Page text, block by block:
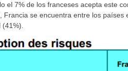
el 7% de los franceses acepta este
Francia se encuentra entre los
(41%).